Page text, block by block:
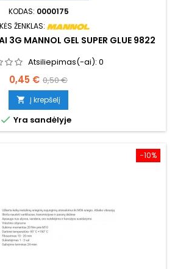
KODAS: 0000175
ŽENKLAS:
3G MANNOL GEL SUPER GLUE 9822
Atsiliepimas(-ai): 0
Kaina
0,45 € Bazinė
kaina
0,50 €
 Į krepšelį
 Yra sandėlyje
−10%